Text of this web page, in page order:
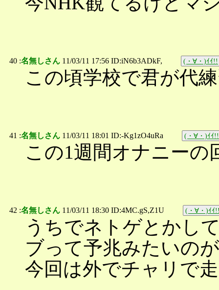
40 :名無しさん 11/03/11 17:56 ID:iN6b3ADkF, (・∀・)ｲｲ!!
この頃学校で君が代
41 :名無しさん 11/03/11 18:01 ID:-Kg1zO4uRa (・∀・)ｲｲ!!
この1週間オナニーの
42 :名無しさん 11/03/11 18:30 ID:4MC.gS,Z1U (・∀・)ｲｲ
うちでネトゲとかし
ブって予兆みたいの
今回は外でチャリで